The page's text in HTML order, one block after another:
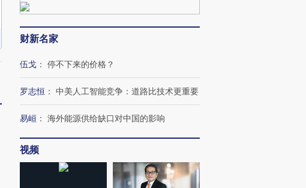
线｜HYROX的吸金
术：是什么让中产们甘
粒摇头丸 尿检体内含3种
度Z世代 用街头抗争将教
育部长拱下台
财新名家
伍戈 ： 停不下来的价格？
罗志恒 ： 中美人工智能竞争：道路比技术更重要
易峘 ： 海外能源供给缺口对中国的影响
视频